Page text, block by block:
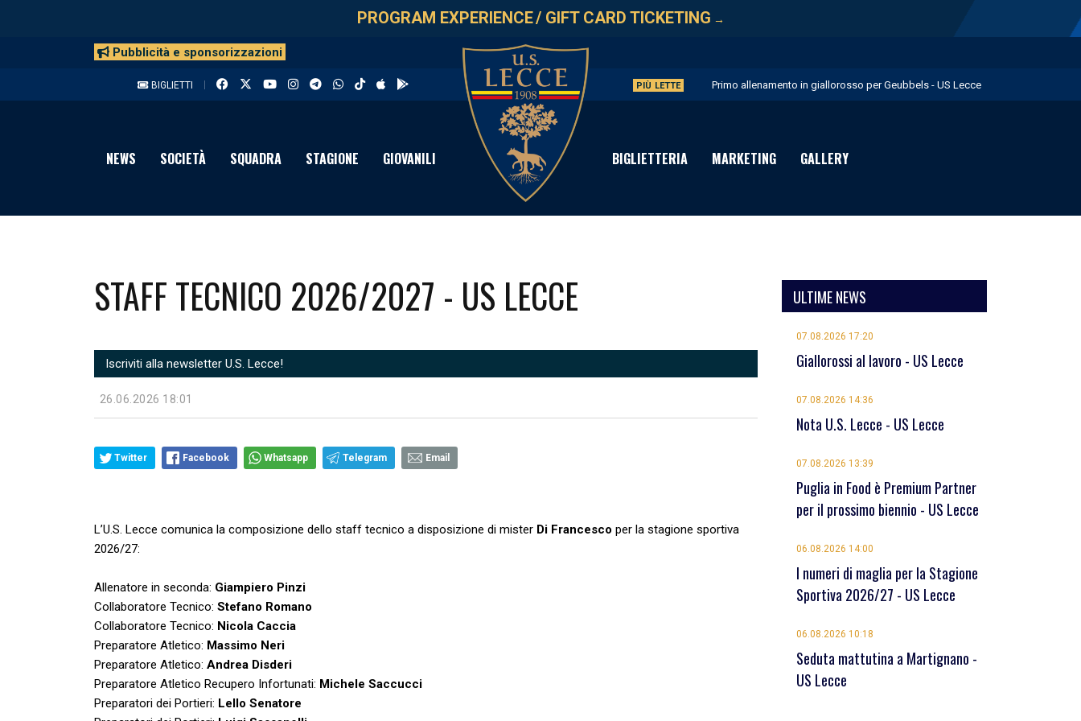
PROGRAM EXPERIENCE/ GIFT CARD TICKETING →
Pubblicità e sponsorizzazioni
BIGLIETTI PIÙ LETTE Primo allenamento in giallorosso per Geubbels - US Lecce
Seduta mattutina a Martignano - US Lecce
Puglia in Food è Premium Partner per il prossimo biennio - US Lecce
NEWS SOCIETÀ SQUADRA STAGIONE GIOVANILI BIGLIETTERIA MARKETING GALLERY
STAFF TECNICO 2026/2027 - US LECCE
Iscriviti alla newsletter U.S. Lecce!
26.06.2026 18:01
Twitter Facebook Whatsapp Telegram Email
L’U.S. Lecce comunica la composizione dello staff tecnico a disposizione di mister Di Francesco per la stagione sportiva
2026/27:
Allenatore in seconda: Giampiero Pinzi
Collaboratore Tecnico: Stefano Romano
Collaboratore Tecnico: Nicola Caccia
Preparatore Atletico: Massimo Neri
Preparatore Atletico: Andrea Disderi
Preparatore Atletico Recupero Infortunati: Michele Saccucci
Preparatori dei Portieri: Lello Senatore
ULTIME NEWS
07.08.2026 17:20
Giallorossi al lavoro - US Lecce
07.08.2026 14:36
Nota U.S. Lecce - US Lecce
07.08.2026 13:39
Puglia in Food è Premium Partner
per il prossimo biennio - US Lecce
06.08.2026 14:00
I numeri di maglia per la Stagione
Sportiva 2026/27 - US Lecce
06.08.2026 10:18
Seduta mattutina a Martignano -
US Lecce